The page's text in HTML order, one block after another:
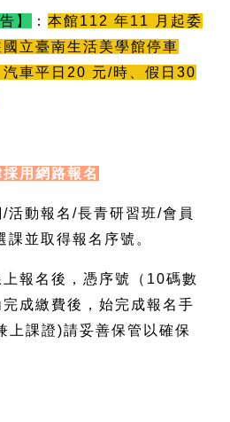
】 ： 本館112 年11 月起委
立臺南生活美學館停車
車平日20 元/時、假日30
用網路報名
/活動報名/長青研習班/會員
並取得報名序號。
上報名後，憑序號（10碼數
成繳費後，始完成報名手
上課證)請妥善保管以確保